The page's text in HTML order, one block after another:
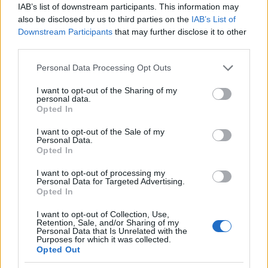
IAB’s list of downstream participants. This information may
also be disclosed by us to third parties on the IAB’s List of
Downstream Participants that may further disclose it to other
Please note that this website/app uses one or more Google
not limited to your visit or usage behaviour. You may click to
grant or deny consent to Google and its third-party tags to
use your data for below specified purposes in below Google
consent section.
Personal Data Processing Opt Outs
I want to opt-out of the Sharing of my
personal data.
Opted In
I want to opt-out of the Sale of my
Personal Data.
Opted In
I want to opt-out of processing my
Personal Data for Targeted Advertising.
Opted In
I want to opt-out of Collection, Use,
Retention, Sale, and/or Sharing of my
Personal Data that Is Unrelated with the
Purposes for which it was collected.
Opted Out
Πέρα από την εντυπωσιακή διάφανη εμφάνισή τους,
τα δύο περιφερειακά δε στερούνται ούτε